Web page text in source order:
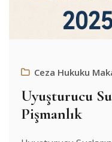
Ceza Hukuku
Uyuşturucu
Pişmanlık